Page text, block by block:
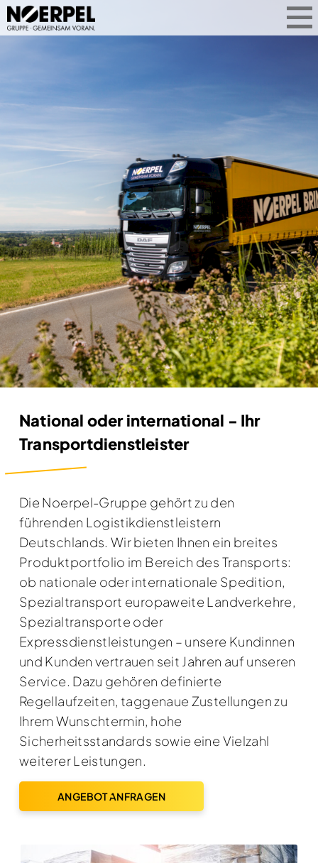
TRANSPORTLOGISTIK
Transport, der planbar bleibt: Wir
organisieren Ihre Transporte national
und international. Klare Laufzeiten,
abgestimmte Prozesse und proaktive
Kommunikation sorgen für
Verlässlichkeit. Damit Ihre Waren
termingerecht ans Ziel kommen.
National oder international - Ihr
Transportdienstleister
Die Noerpel-Gruppe gehört zu den
führenden Logistikdienstleistern
Deutschlands. Wir bieten Ihnen ein breites
Produktportfolio im Bereich des Transports:
ob nationale oder internationale Spedition,
Spezialtransport europaweite Landverkehre,
Spezialtransporte oder
Expressdienstleistungen – unsere Kundinnen
und Kunden vertrauen seit Jahren auf unseren
Service. Dazu gehören definierte
Regellaufzeiten, taggenaue Zustellungen zu
Ihrem Wunschtermin, hohe
Sicherheitsstandards sowie eine Vielzahl
weiterer Leistungen.
ANGEBOT ANFRAGEN